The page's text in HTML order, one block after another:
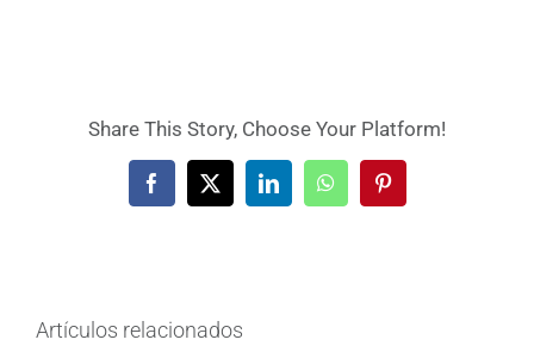
Share This Story, Choose Your Platform!
Facebook
X LinkedInWhatsAppPinterest
Artículos relacionados